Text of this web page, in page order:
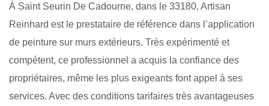
À Saint Seurin De Cadourne, dans le 33180, Artisan
Reinhard est le prestataire de référence dans l’application
de peinture sur murs extérieurs. Très expérimenté et
compétent, ce professionnel a acquis la confiance des
propriétaires, même les plus exigeants font appel à ses
services. Avec des conditions tarifaires très avantageuses